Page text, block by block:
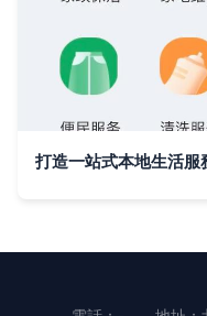
打造一站式本地生活